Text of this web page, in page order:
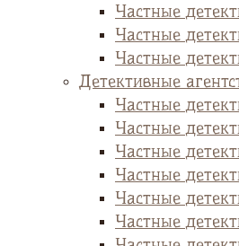
Частные
Частные
Частные
Детективные
Частные
Частные
Частные
Частные
Частные
Частные